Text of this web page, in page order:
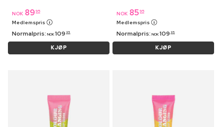
NOK 89 95
Medlemspris
Normalpris: NOK 109 95
KJØP
NOK 85 95
Medlemspris
Normalpris: NOK 109 95
KJØP